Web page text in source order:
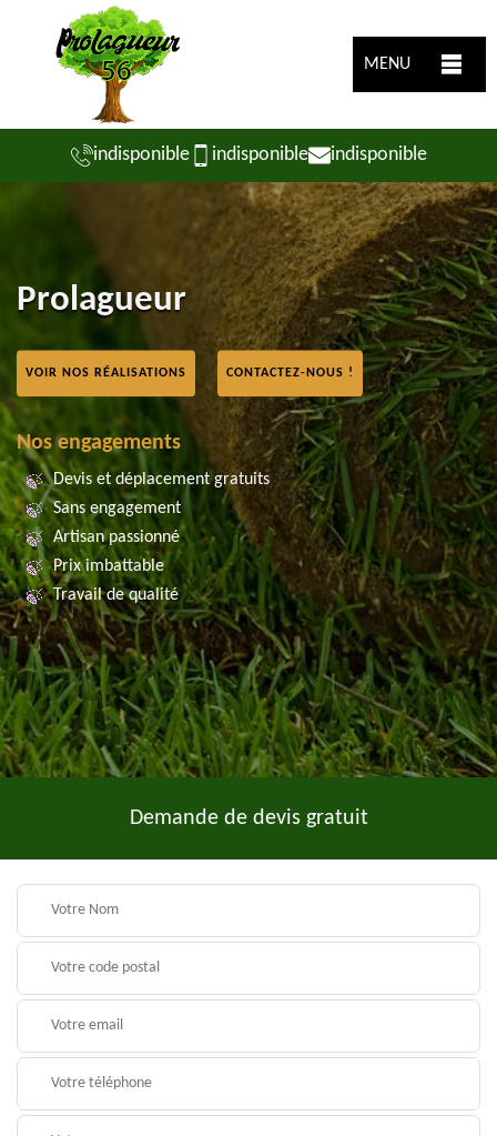
MENU
indisponible indisponible indisponible
Prolagueur
VOIR NOS RÉALISATIONS CONTACTEZ-NOUS !
Nos engagements
Devis et déplacement gratuits
Sans engagement
Artisan passionné
Prix imbattable
Travail de qualité
Demande de devis gratuit